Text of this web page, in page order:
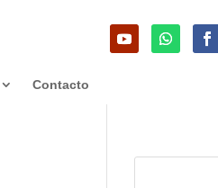
Contacto